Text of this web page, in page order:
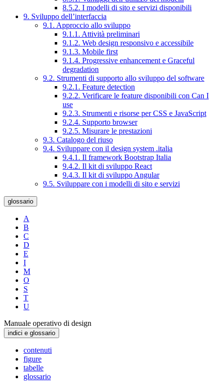
8.5.2. I modelli di sito e servizi disponibili
9. Sviluppo dell’interfaccia
9.1. Approccio allo sviluppo
9.1.1. Attività preliminari
9.1.2. Web design responsivo e accessibile
9.1.3. Mobile first
9.1.4. Progressive enhancement e Graceful
degradation
9.2. Strumenti di supporto allo sviluppo del software
9.2.1. Feature detection
9.2.2. Verificare le feature disponibili con Can I
use
9.2.3. Strumenti e risorse per CSS e JavaScript
9.2.4. Supporto browser
9.2.5. Misurare le prestazioni
9.3. Catalogo del riuso
9.4. Sviluppare con il design system .italia
9.4.1. Il framework Bootstrap Italia
9.4.2. Il kit di sviluppo React
9.4.3. Il kit di sviluppo Angular
9.5. Sviluppare con i modelli di sito e servizi
glossario
A
B
C
D
E
I
M
O
S
T
U
Manuale operativo di design
indici e glossario
contenuti
figure
tabelle
glossario